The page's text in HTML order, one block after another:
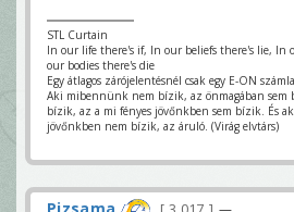
STL Curtain
In our life there's if, In our beliefs there's lie, In
our bodies there's die
Egy átlagos zárójelentésnél csak egy E-ON
Aki mibennünk nem bízik, az önmagában
bízik, az a mi fényes jövőnkben sem bízik. És
jövőnkben nem bízik, az áruló. (Virág elvtárs)